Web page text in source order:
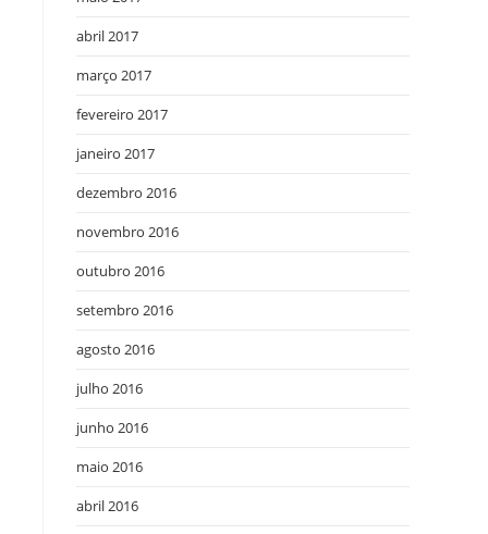
abril 2017
março 2017
fevereiro 2017
janeiro 2017
dezembro 2016
novembro 2016
outubro 2016
setembro 2016
agosto 2016
julho 2016
junho 2016
maio 2016
abril 2016